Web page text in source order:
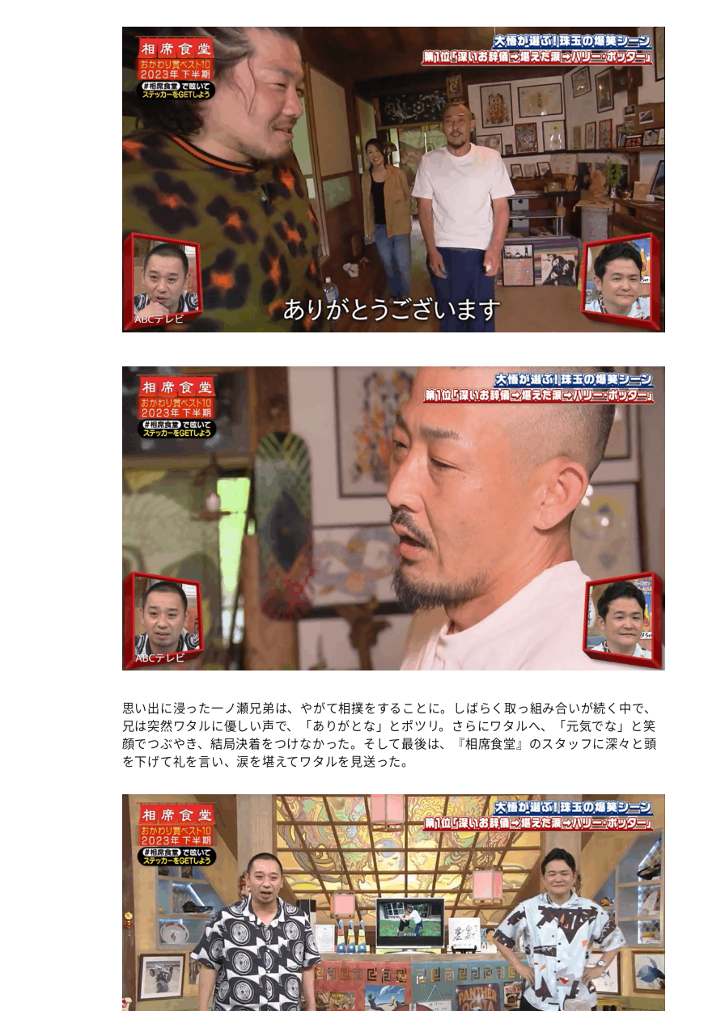
思い出に浸った一ノ瀬兄弟は、やがて相撲をすることに。しばらく取っ組み合いが続く中で、
兄は突然ワタルに優しい声で、「ありがとな」とポツリ。さらにワタルへ、「元気でな」と笑
顔でつぶやき、結局決着をつけなかった。そして最後は、『相席食堂』のスタッフに深々と頭
を下げて礼を言い、涙を堪えてワタルを見送った。